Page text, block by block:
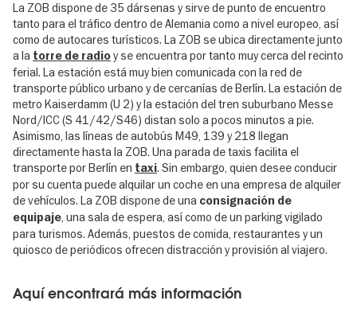
La ZOB dispone de 35 dársenas y sirve de punto de encuentro
tanto para el tráfico dentro de Alemania como a nivel europeo, así
como de autocares turísticos. La ZOB se ubica directamente junto
a la torre de radioy se encuentra por tanto muy cerca del recinto
ferial. La estación está muy bien comunicada con la red de
transporte público urbano y de cercanías de Berlín. La estación de
metro Kaiserdamm (U 2) y la estación del tren suburbano Messe
Nord/ICC (S 41/42/S46) distan solo a pocos minutos a pie.
Asimismo, las líneas de autobús M49, 139 y 218 llegan
directamente hasta la ZOB. Una parada de taxis facilita el
transporte por Berlín en taxi. Sin embargo, quien desee conducir
por su cuenta puede alquilar un coche en una empresa de alquiler
de vehículos. La ZOB dispone de una consignación de
equipaje, una sala de espera, así como de un parking vigilado
para turismos. Además, puestos de comida, restaurantes y un
quiosco de periódicos ofrecen distracción y provisión al viajero.
Aquí encontrará más información